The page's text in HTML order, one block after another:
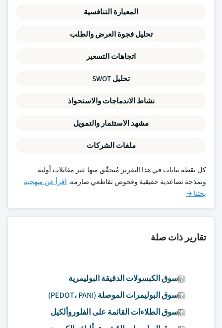
المعيارة التنافسية
تحليل فجوة العرض والطلب
اتجاهات التسعير
تحليل SWOT
نشاط الاندماجات والاستحواذ
مشهد الاستثمار والتمويل
ملفات الشركات
كل نقطة بيانات في هذا التقرير مُتحقّق منها عبر مقابلات أولية
ونمذجة تصاعدية حقيقية وفحوص تقاطعي صارمة. اقرأ عن منهجية
بحثنا →
تقارير ذات صلة
سوق الكبسولات الدقيقة البوليمرية
سوق البوليمرات الموصلة (PEDOT، PANI)
سوق الطلاءات القائمة على الفلوروألكيل